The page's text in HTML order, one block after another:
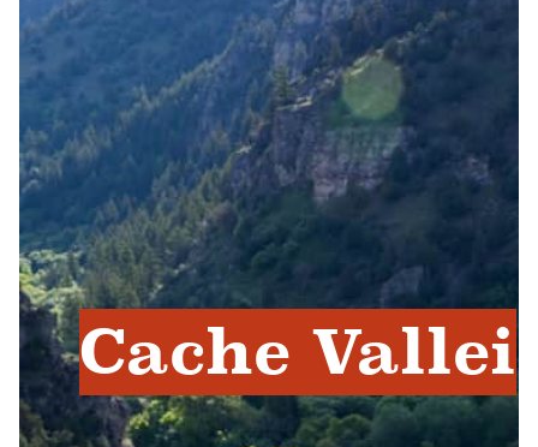
Cache Vallei